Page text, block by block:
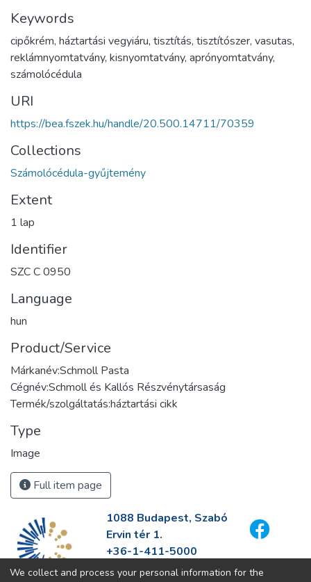
Keywords
cipőkrém, háztartási vegyiáru, tisztítás, tisztítószer, vasutas,
reklámnyomtatvány, kisnyomtatvány, aprónyomtatvány,
számolócédula
URI
https://bea.fszek.hu/handle/20.500.14711/70359
Collections
Számolócédula-gyűjtemény
Extent
1 lap
Identifier
SZC C 0950
Language
hun
Product/Service
Márkanév:Schmoll Pasta
Cégnév:Schmoll és Kallós Részvénytársaság
Termék/szolgáltatás:háztartási cikk
Type
Image
Full item page
1088 Budapest, Szabó
Ervin tér 1.
+36-1-411-5000
info@fszek.hu
We collect and process your personal information for the